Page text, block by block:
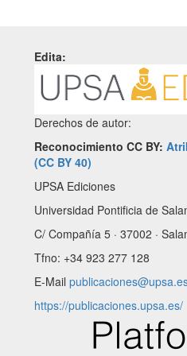
Edita:
Derechos de autor:
Reconocimiento CC BY:
(CC BY 40)
UPSA Ediciones
Universidad Pontificia de
C/ Compañía 5 · 37002 ·
Tfno: +34 923 277 128
E-Mail
https://publicaciones.upsa.es/